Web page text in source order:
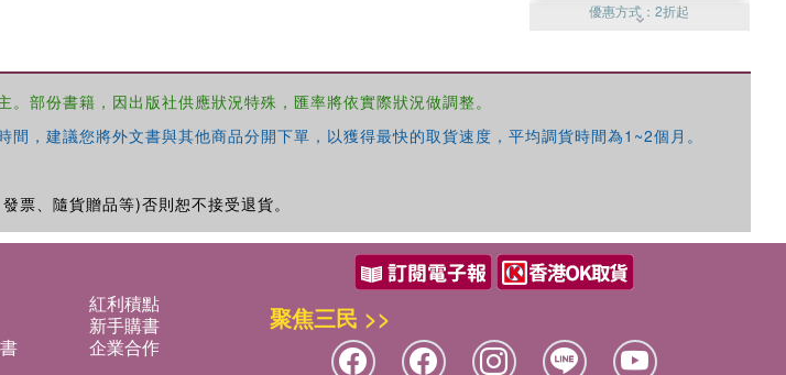
優惠方式：2折起
部份書籍，因出版社供應狀況特殊，匯率將依實際狀況做調整。
，建議您將外文書與其他商品分開下單，以獲得最快的取貨速度，平均調貨時間為1~2個月。
票、隨貨贈品等)否則恕不接受退貨。
紅利積點
新手購書
企業合作
聚焦三民 >>